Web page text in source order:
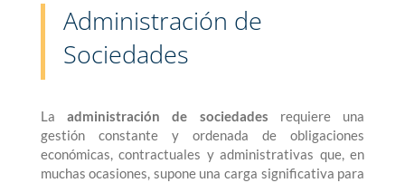
Administración de
Sociedades
Laadministración de sociedades requiere una
gestión constante y ordenada de obligaciones
económicas, contractuales y administrativas que, en
muchas ocasiones, supone una carga significativa para